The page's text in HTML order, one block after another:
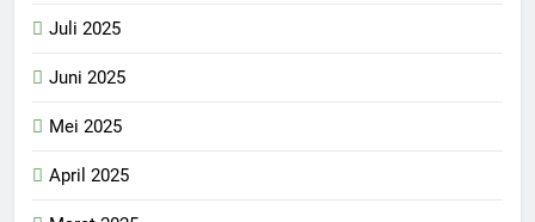
Juli 2025
Juni 2025
Mei 2025
April 2025